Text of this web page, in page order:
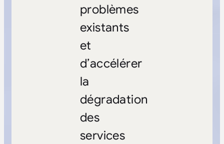
problèmes
existants
et
d’accélérer
la
dégradation
des
services